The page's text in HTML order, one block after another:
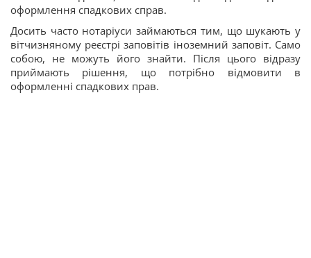
оформлення спадкових справ.
Досить часто нотаріуси займаються тим, що шукають у
вітчизняному реєстрі заповітів іноземний заповіт. Само
собою, не можуть його знайти. Після цього відразу
приймають рішення, що потрібно відмовити в
оформленні спадкових прав.